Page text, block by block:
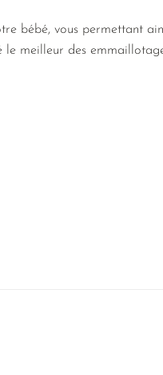
bébé, vous permettant
le meilleur des